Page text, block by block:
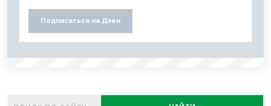
Подписаться на Дзен